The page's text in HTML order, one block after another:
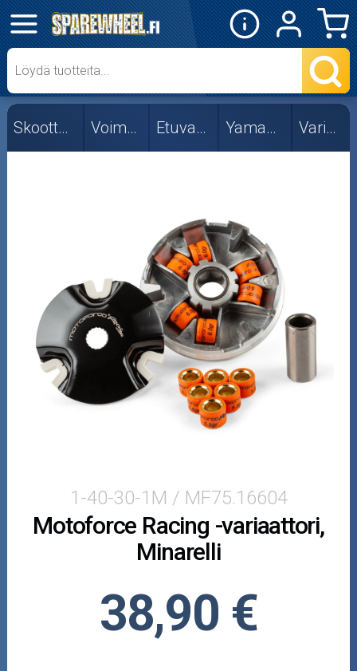
✕
Mopon osat
Skootterin osat
Ohjainpalat
Variaattorit
Vetolaipat
Crossipyörän osat
Moottoripyörän osat
Mönkijän osat
Puutarha ja metsä
Ajovarusteet
Skootterin osat Voimansiirto Etuvariaattori Yamaha/MBK Variaattorit
1-40-30-1M / MF75.16604
Motoforce Racing -variaattori,
Minarelli
38,90 €